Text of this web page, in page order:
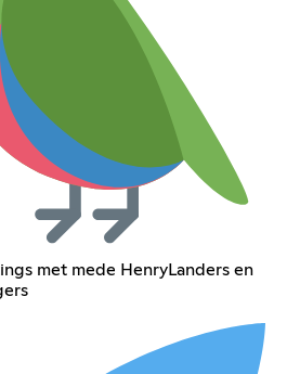
met mede HenryLanders en